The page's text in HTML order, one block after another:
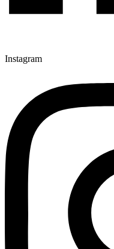
Instagram